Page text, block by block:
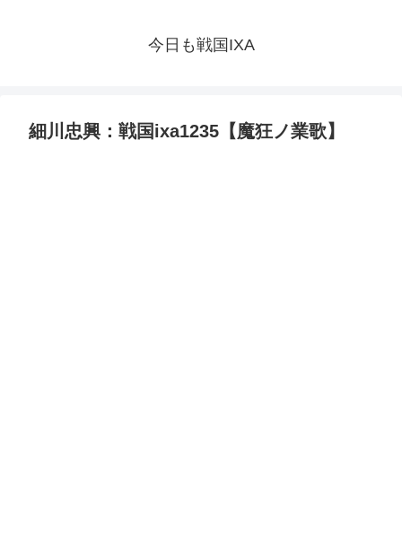
今日も戦国IXA
細川忠興：戦国ixa1235【魔狂ノ業歌】